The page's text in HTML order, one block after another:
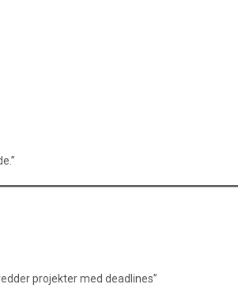
projekter med deadlines”